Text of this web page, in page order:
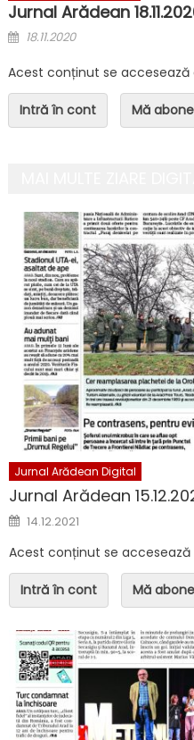
Jurnal Arădean
Posted on
18.11.2020
Acest conținut se
Intră în cont Mă
Jurnal Arădean Digital
Jurnal Arădean
Posted on
14.12.2021
Acest conținut se
Intră în cont Mă